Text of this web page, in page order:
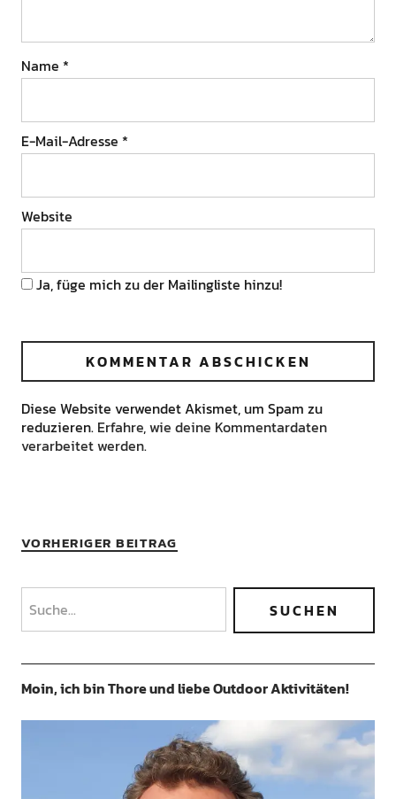
Name *
E-Mail-Adresse *
Website
Ja, füge mich zu der Mailingliste hinzu!
Diese Website verwendet Akismet, um Spam zu
reduzieren. Erfahre, wie deine Kommentardaten
verarbeitet werden.
VORHERIGER BEITRAG
Moin, ich bin Thore und liebe Outdoor Aktivitäten!